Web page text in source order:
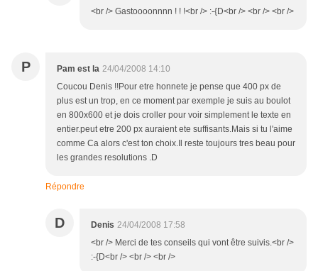
<br /> Gastoooonnnn ! ! !<br /> :-{D<br /> <br /> <br />
P Pam est la 24/04/2008 14:10
Coucou Denis !!Pour etre honnete je pense que 400 px de
plus est un trop, en ce moment par exemple je suis au boulot
en 800x600 et je dois croller pour voir simplement le texte en
entier.peut etre 200 px auraient ete suffisants.Mais si tu l'aime
comme Ca alors c'est ton choix.Il reste toujours tres beau pour
les grandes resolutions .D
Répondre
D Denis 24/04/2008 17:58
<br /> Merci de tes conseils qui vont être suivis.<br />
:-{D<br /> <br /> <br />